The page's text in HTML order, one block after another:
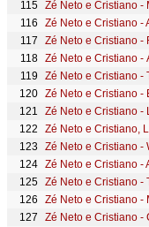
Zé Neto e Cristiano -
Zé Neto e Cristiano -